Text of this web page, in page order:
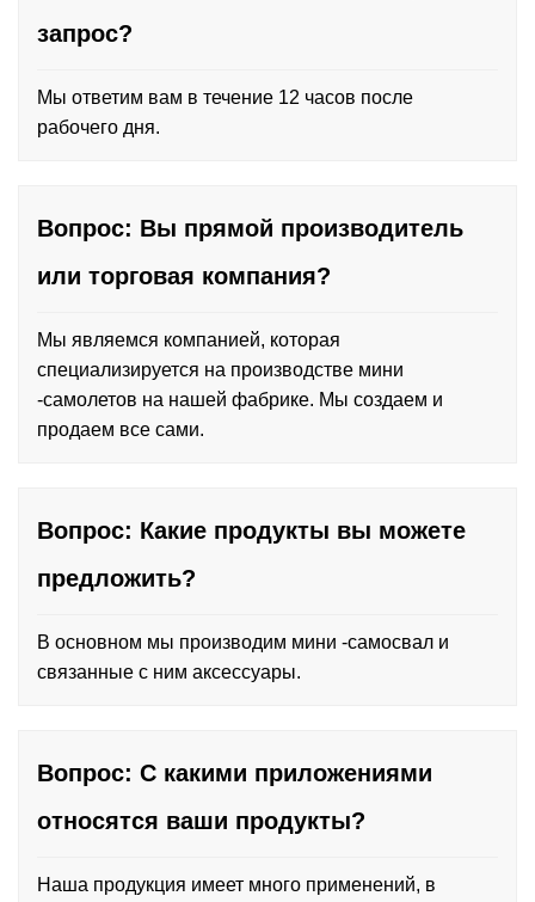
запрос?
Мы ответим вам в течение 12 часов после
рабочего дня.
Вопрос: Вы прямой производитель
или торговая компания?
Мы являемся компанией, которая
специализируется на производстве мини
-самолетов на нашей фабрике. Мы создаем и
продаем все сами.
Вопрос: Какие продукты вы можете
предложить?
В основном мы производим мини -самосвал и
связанные с ним аксессуары.
Вопрос: С какими приложениями
относятся ваши продукты?
Наша продукция имеет много применений, в